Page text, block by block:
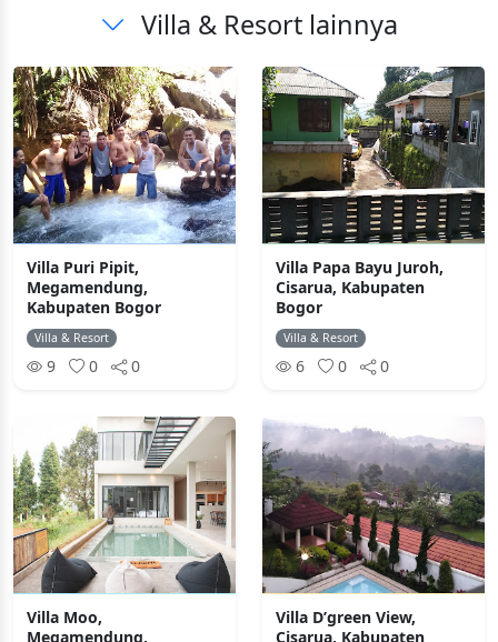
Villa & Resort lainnya
Villa Puri Pipit,
Megamendung,
Kabupaten Bogor
Villa & Resort
9 0 0
Villa Papa Bayu Juroh,
Cisarua, Kabupaten
Bogor
Villa & Resort
6 0 0
Villa Moo,
Megamendung,
Villa D’green View,
Cisarua, Kabupaten